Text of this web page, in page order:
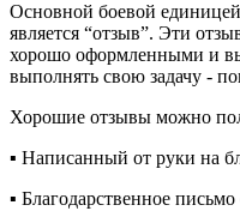
Основной боевой
является “отзыв”. Эти
хорошо оформленными и
выполнять свою задачу -
Хорошие отзывы можно
▪️ Написанный от руки на
▪️ Благодарственное